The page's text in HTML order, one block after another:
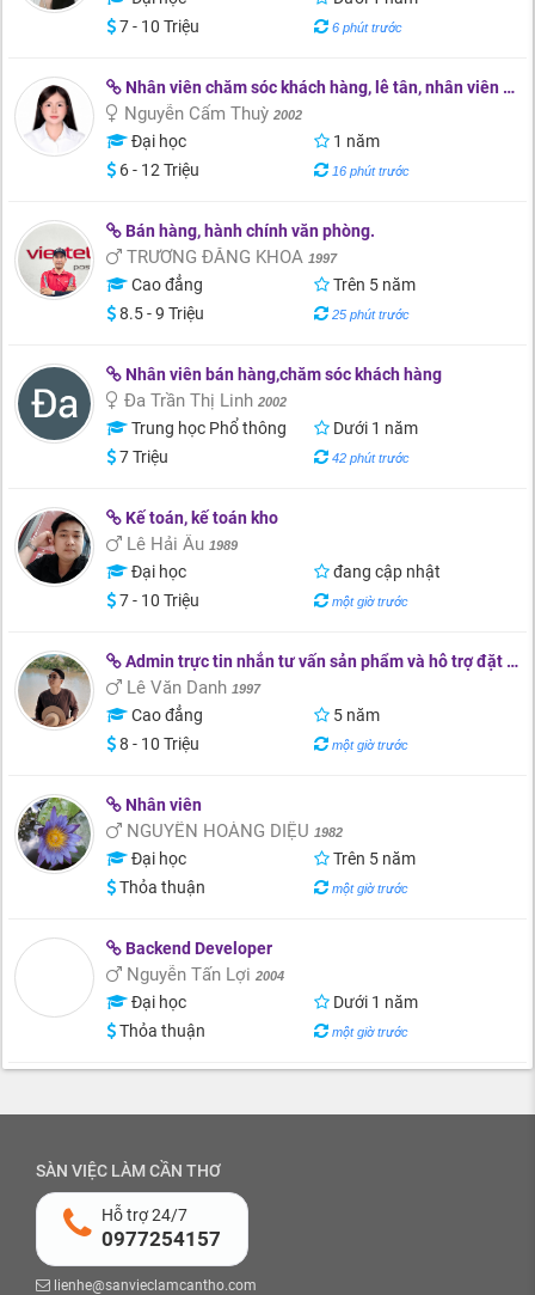
7 - 10 Triệu
6 phút trước
Nhân viên chăm sóc khách hàng, lễ tân, nhân viên kinh doanh
Nguyễn Cẩm Thuỳ 2002
Đại học
1 năm
6 - 12 Triệu
16 phút trước
Bán hàng, hành chính văn phòng.
TRƯƠNG ĐĂNG KHOA 1997
Cao đẳng
Trên 5 năm
8.5 - 9 Triệu
25 phút trước
Nhân viên bán hàng,chăm sóc khách hàng
Đa Trần Thị Linh 2002
Trung học Phổ thông
Dưới 1 năm
7 Triệu
42 phút trước
Kế toán, kế toán kho
Lê Hải Âu 1989
Đại học
đang cập nhật
7 - 10 Triệu
một giờ trước
Admin trực tin nhắn tư vấn sản phẩm và hỗ trợ đặt lịch dịch vụ làm việc tại nhà. Có kinh nghiệm 5 năm tư vấn và bán sản phẩm dịch vụ resort, nhà hàng khách sạn, khu du lịch qua các trang OTA, FB, Zalo, Outlook…
Lê Văn Danh 1997
Cao đẳng
5 năm
8 - 10 Triệu
một giờ trước
Nhân viên
NGUYỄN HOÀNG DIỆU 1982
Đại học
Trên 5 năm
Thỏa thuận
một giờ trước
Backend Developer
Nguyễn Tấn Lợi 2004
Đại học
Dưới 1 năm
Thỏa thuận
một giờ trước
SÀN VIỆC LÀM CẦN THƠ
Hỗ trợ 24/7
0977254157
lienhe@sanvieclamcantho.com